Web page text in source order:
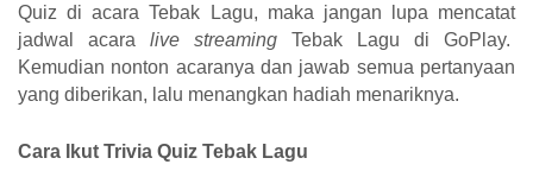
Quiz di acara Tebak Lagu, maka jangan lupa mencatat
jadwal acara live streaming Tebak Lagu di GoPlay.
Kemudian nonton acaranya dan jawab semua pertanyaan
yang diberikan, lalu menangkan hadiah menariknya.
Cara Ikut Trivia Quiz Tebak Lagu